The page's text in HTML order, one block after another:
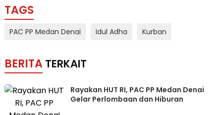
TAGS
PAC PP Medan Denai Idul Adha Kurban
BERITA TERKAIT
Rayakan HUT RI, PAC PP Medan Denai
Gelar Perlombaan dan Hiburan